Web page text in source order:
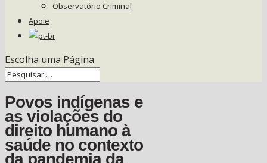
Observatório Criminal
Apoie
Escolha uma Página
Povos indígenas e
as violações do
direito humano à
saúde no contexto
da pandemia da